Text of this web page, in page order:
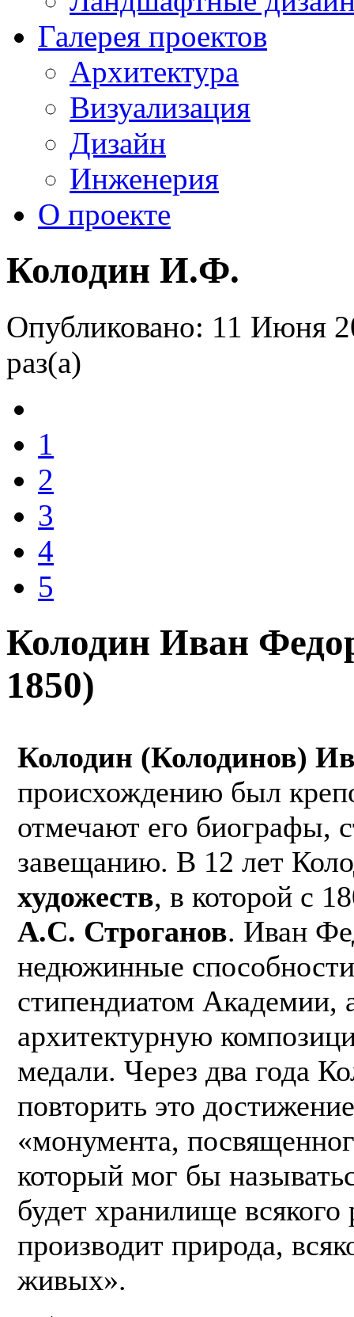
Галерея проектов
Архитектура
Визуализация
Дизайн
Инженерия
О проекте
Колодин И.Ф.
Опубликовано: 11 Июня
раз(а)
1
2
3
4
5
Колодин Иван
1850)
Колодин (Колодинов)
происхождению был
отмечают его биографы,
завещанию. В 12 лет
художеств, в которой с
А.С. Строганов. Иван
недюжинные
стипендиатом Академии,
архитектурную
медали. Через два года
повторить это
«монумента,
который мог бы
будет хранилище
производит природа,
живых».